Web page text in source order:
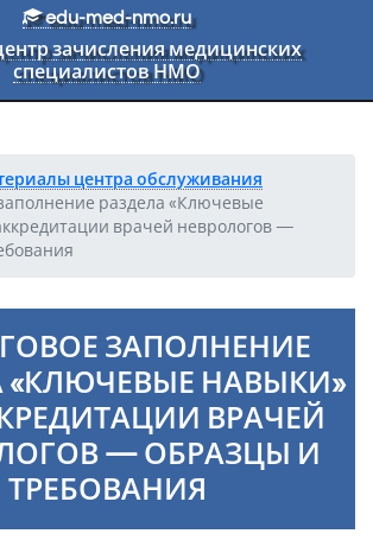
текстуedu-med-nmo.ru
зачисления медицинских
специалистов НМО
центра обслуживания
раздела «Ключевые
врачей неврологов —
ЗАПОЛНЕНИЕ
«КЛЮЧЕВЫЕ НАВЫКИ»
ВРАЧЕЙ
— ОБРАЗЦЫ И
ТРЕБОВАНИЯ